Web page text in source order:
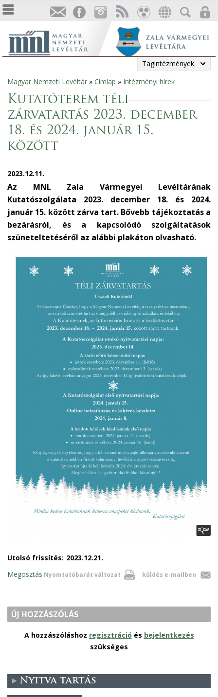
Tagintézmények
Jelenlegi
hely
Magyar Nemzeti Levéltár » Címlap » Intézményi hírek
Kutatóterem téli
zárvatartás 2023. december
18. és 2024. január 15.
között
2023.12.11.
Az MNL Zala Vármegyei Levéltárának
Kutatószolgálata 2023. december 18. és 2024.
január 15. között zárva tart. Bővebb tájékoztatás a
bezárásról, és a kapcsolódó szolgáltatások
szüneteltetéséről az alábbi plakáton olvasható.
Utolsó frissítés: 2023.12.21.
Nyomtatóbarát változat küldés e-mailben
Megosztás
ÚJ HOZZÁSZÓLÁS
A hozzászóláshoz regisztráció és bejelentkezés
szükséges
Nyitva tartás